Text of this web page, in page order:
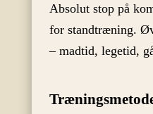
Absolut stop på
for standtræning.
– madtid, legetid,